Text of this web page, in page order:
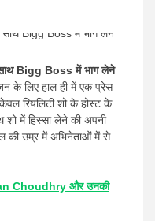
Bigg Boss में भाग लेने
के लिए हाल ही में एक प्रेस
रियलिटी शो के होस्ट के
शो में हिस्सा लेने की अपनी
की उम्र में अभिनेताओं में से
Choudhry और उनकी